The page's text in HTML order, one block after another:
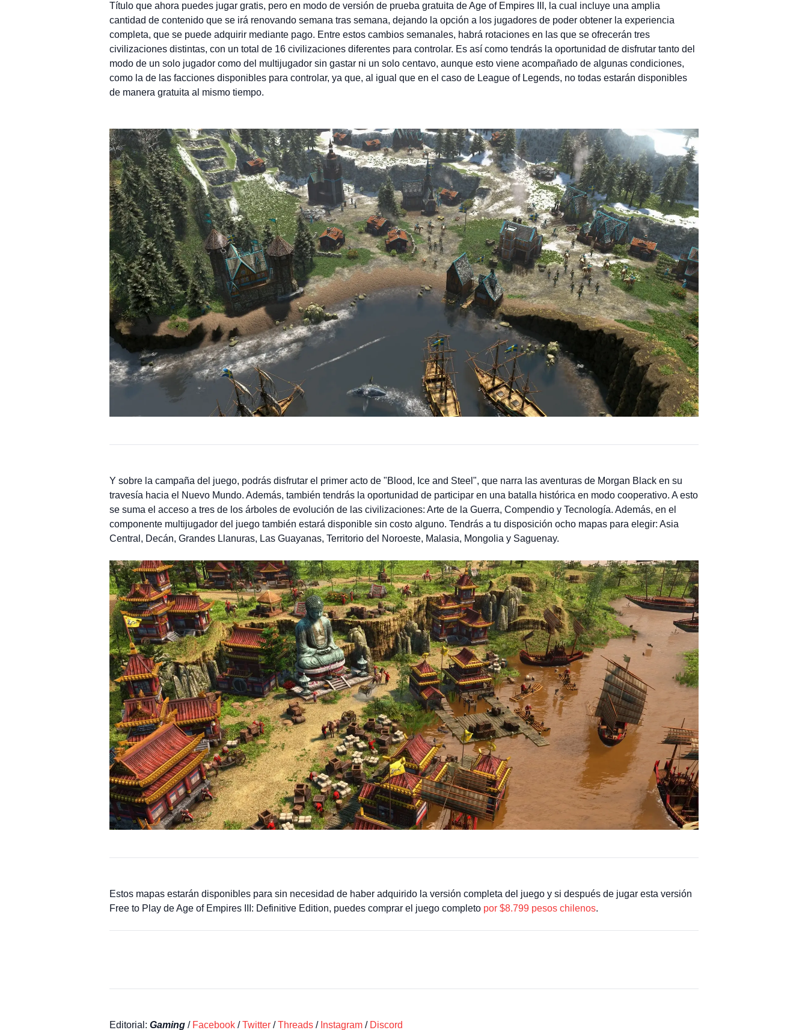
Título que ahora puedes jugar gratis, pero en modo de versión de prueba gratuita de Age of Empires III, la cual incluye una amplia
cantidad de contenido que se irá renovando semana tras semana, dejando la opción a los jugadores de poder obtener la experiencia
completa, que se puede adquirir mediante pago. Entre estos cambios semanales, habrá rotaciones en las que se ofrecerán tres
civilizaciones distintas, con un total de 16 civilizaciones diferentes para controlar. Es así como tendrás la oportunidad de disfrutar tanto del
modo de un solo jugador como del multijugador sin gastar ni un solo centavo, aunque esto viene acompañado de algunas condiciones,
como la de las facciones disponibles para controlar, ya que, al igual que en el caso de League of Legends, no todas estarán disponibles
de manera gratuita al mismo tiempo.
Y sobre la campaña del juego, podrás disfrutar el primer acto de "Blood, Ice and Steel", que narra las aventuras de Morgan Black en su
travesía hacia el Nuevo Mundo. Además, también tendrás la oportunidad de participar en una batalla histórica en modo cooperativo. A esto
se suma el acceso a tres de los árboles de evolución de las civilizaciones: Arte de la Guerra, Compendio y Tecnología. Además, en el
componente multijugador del juego también estará disponible sin costo alguno. Tendrás a tu disposición ocho mapas para elegir: Asia
Central, Decán, Grandes Llanuras, Las Guayanas, Territorio del Noroeste, Malasia, Mongolia y Saguenay.
Estos mapas estarán disponibles para sin necesidad de haber adquirido la versión completa del juego y si después de jugar esta versión
Free to Play de Age of Empires III: Definitive Edition, puedes comprar el juego completo por $8.799 pesos chilenos.
Editorial: Gaming / Facebook /Twitter /Threads / Instagram / Discord